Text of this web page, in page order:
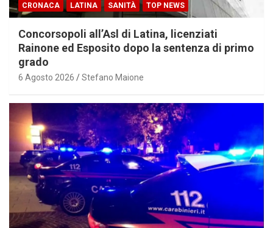
CRONACA LATINA SANITÀ TOP NEWS
Concorsopoli all’Asl di Latina, licenziati
Rainone ed Esposito dopo la sentenza di primo
grado
6 Agosto 2026 Stefano Maione